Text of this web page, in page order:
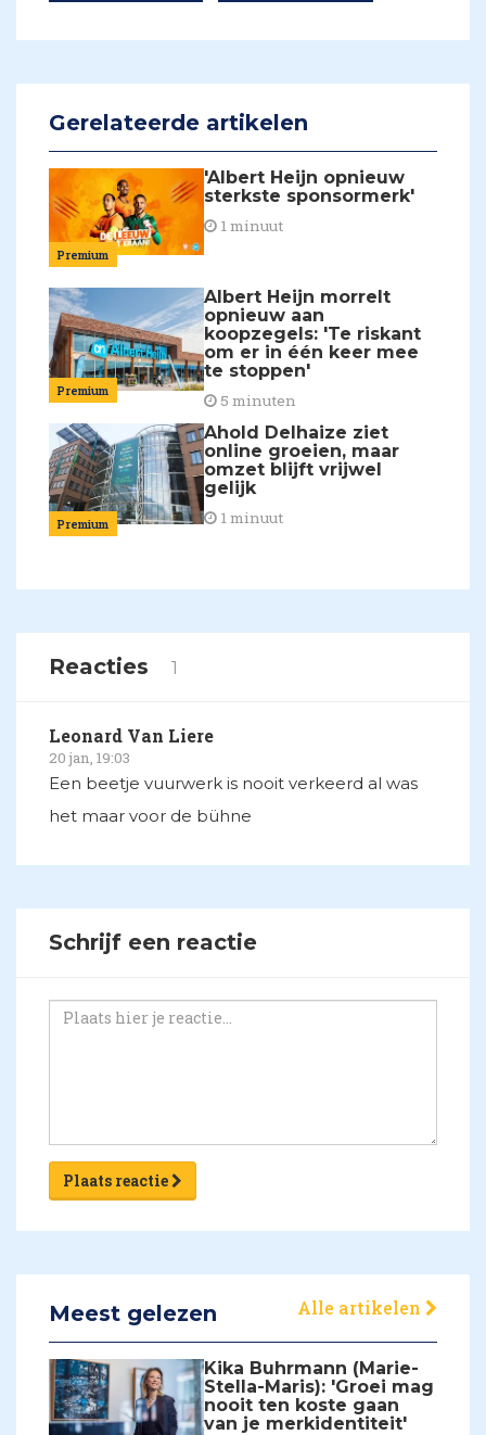
Gerelateerde artikelen
Premium
'Albert Heijn opnieuw
sterkste sponsormerk'
1 minuut
Premium
Albert Heijn morrelt
opnieuw aan
koopzegels: 'Te riskant
om er in één keer mee
te stoppen'
5 minuten
Premium
Ahold Delhaize ziet
online groeien, maar
omzet blijft vrijwel
gelijk
1 minuut
Reacties 1
Leonard Van Liere
20 jan, 19:03
Een beetje vuurwerk is nooit verkeerd al was
het maar voor de bühne
Schrijf een reactie
Plaats reactie
Meest gelezen Alle artikelen
Kika Buhrmann (Marie-
Stella-Maris): 'Groei mag
nooit ten koste gaan
van je merkidentiteit'